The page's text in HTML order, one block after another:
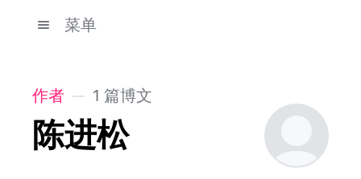
菜单
作者 1 篇博文
陈进松